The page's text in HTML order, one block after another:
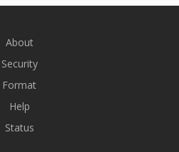
About
Security
Format
Help
Status